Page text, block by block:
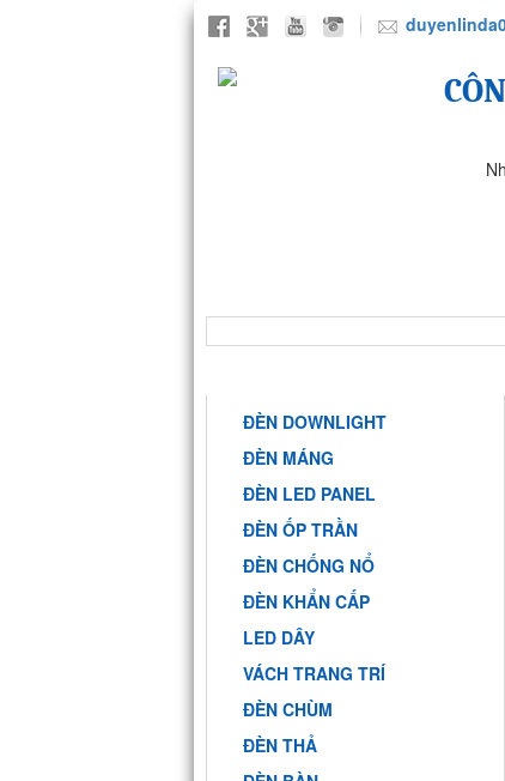
ĐÈN DOWNLIGHT
ĐÈN MÁNG
ĐÈN LED PANEL
ĐÈN ỐP TRẦN
ĐÈN CHỐNG NỔ
ĐÈN KHẨN CẤP
LED DÂY
VÁCH TRANG TRÍ
ĐÈN CHÙM
ĐÈN THẢ